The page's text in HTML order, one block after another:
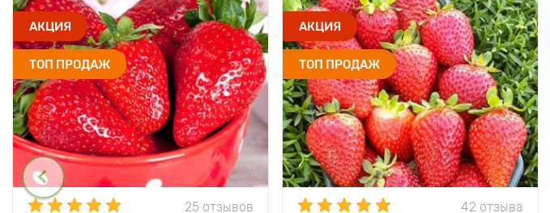
АКЦИЯ
ТОП ПРОДАЖ
25 отзывов
АКЦИЯ
ТОП ПРОДАЖ
42 отзыва